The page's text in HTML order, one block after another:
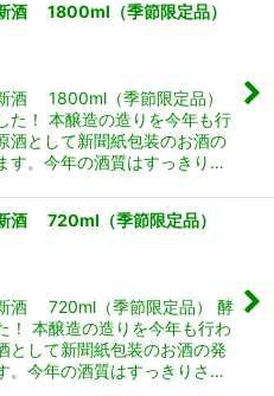
1800ml（季節限定品）
1800ml（季節限定品）
た！ 本醸造の造りを今年も行
酒として新聞紙包装のお酒の
す。今年の酒質はすっきり…
720ml（季節限定品）
720ml（季節限定品） 酵
！ 本醸造の造りを今年も行わ
として新聞紙包装のお酒の発
。今年の酒質はすっきりさ…